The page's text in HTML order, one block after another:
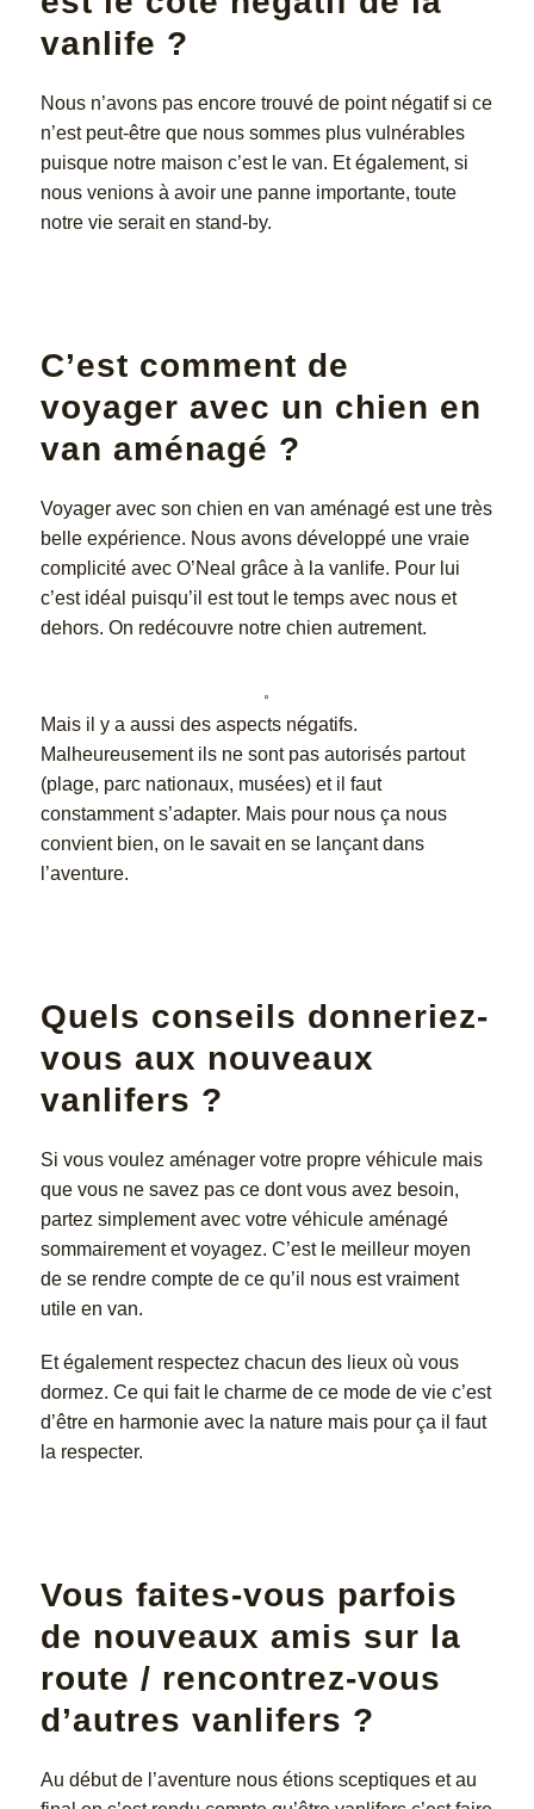
vanlife ?
Nous n’avons pas encore trouvé de point négatif si ce
n’est peut-être que nous sommes plus vulnérables
puisque notre maison c’est le van. Et également, si
nous venions à avoir une panne importante, toute
notre vie serait en stand-by.
C’est comment de
voyager avec un chien en
van aménagé ?
Voyager avec son chien en van aménagé est une très
belle expérience. Nous avons développé une vraie
complicité avec O’Neal grâce à la vanlife. Pour lui
c’est idéal puisqu’il est tout le temps avec nous et
dehors. On redécouvre notre chien autrement.
Mais il y a aussi des aspects négatifs.
Malheureusement ils ne sont pas autorisés partout
(plage, parc nationaux, musées) et il faut
constamment s’adapter. Mais pour nous ça nous
convient bien, on le savait en se lançant dans
l’aventure.
Quels conseils donneriez-
vous aux nouveaux
vanlifers ?
Si vous voulez aménager votre propre véhicule mais
que vous ne savez pas ce dont vous avez besoin,
partez simplement avec votre véhicule aménagé
sommairement et voyagez. C’est le meilleur moyen
de se rendre compte de ce qu’il nous est vraiment
utile en van.
Et également respectez chacun des lieux où vous
dormez. Ce qui fait le charme de ce mode de vie c’est
d’être en harmonie avec la nature mais pour ça il faut
la respecter.
Vous faites-vous parfois
de nouveaux amis sur la
route / rencontrez-vous
d’autres vanlifers ?
Au début de l’aventure nous étions sceptiques et au